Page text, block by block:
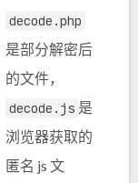
decode.php
是部分解密后
的文件，
decode.js 是
浏览器获取的
匿名 js 文